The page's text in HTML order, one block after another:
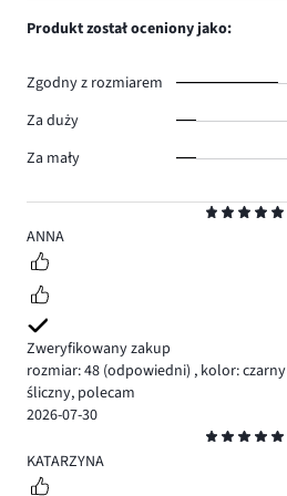
5
ANNA
Zweryfikowany zakup
rozmiar: 48 (odpowiedni) , kolor: czarny
śliczny, polecam
2026-07-30
5
KATARZYNA
Produkt został oceniony jako:
Zgodny z rozmiarem
Za duży
Za mały